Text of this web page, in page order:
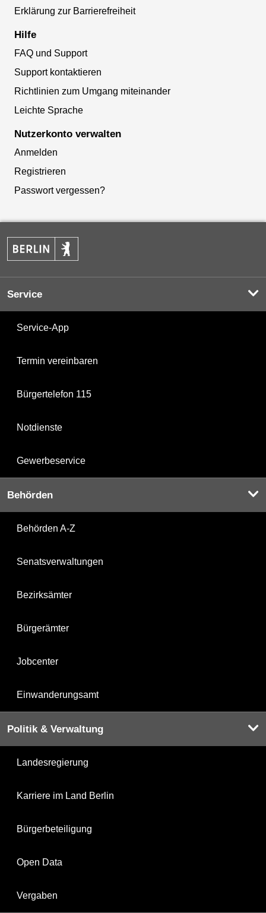
Erklärung zur Barrierefreiheit
Hilfe
FAQ und Support
Support kontaktieren
Richtlinien zum Umgang miteinander
Leichte Sprache
Nutzerkonto verwalten
Anmelden
Registrieren
Passwort vergessen?
Service
Service-App
Termin vereinbaren
Bürgertelefon 115
Notdienste
Gewerbeservice
Behörden
Behörden A-Z
Senatsverwaltungen
Bezirksämter
Bürgerämter
Jobcenter
Einwanderungsamt
Politik & Verwaltung
Landesregierung
Karriere im Land Berlin
Bürgerbeteiligung
Open Data
Vergaben